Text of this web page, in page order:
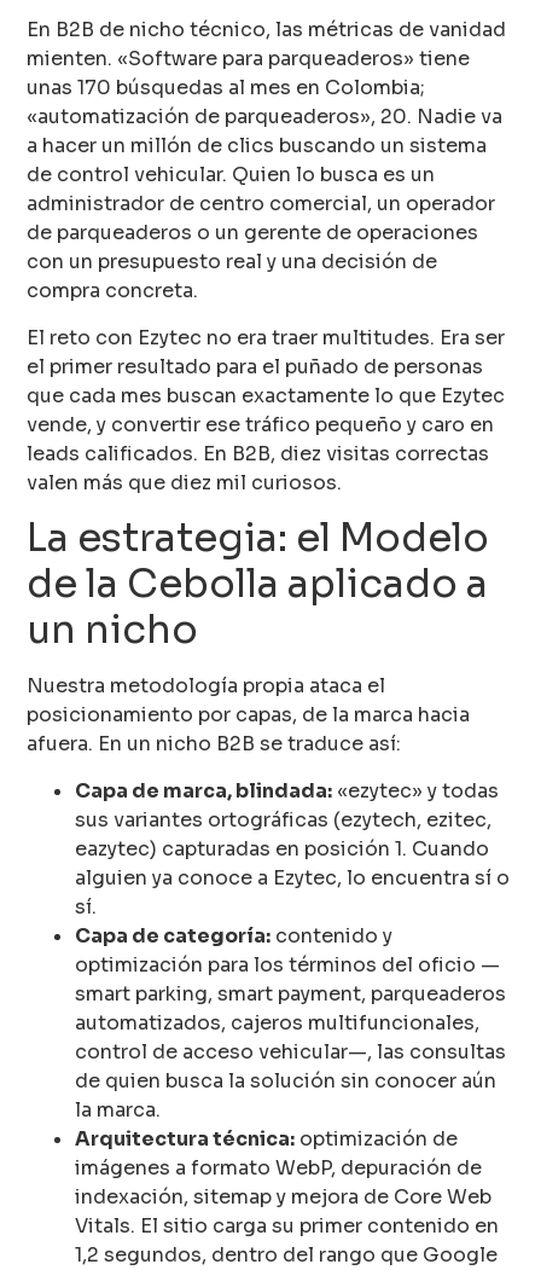
En B2B de nicho técnico, las métricas de vanidad
mienten. «Software para parqueaderos» tiene
unas 170 búsquedas al mes en Colombia;
«automatización de parqueaderos», 20. Nadie va
a hacer un millón de clics buscando un sistema
de control vehicular. Quien lo busca es un
administrador de centro comercial, un operador
de parqueaderos o un gerente de operaciones
con un presupuesto real y una decisión de
compra concreta.
El reto con Ezytec no era traer multitudes. Era ser
el primer resultado para el puñado de personas
que cada mes buscan exactamente lo que Ezytec
vende, y convertir ese tráfico pequeño y caro en
leads calificados. En B2B, diez visitas correctas
valen más que diez mil curiosos.
La estrategia: el Modelo
de la Cebolla aplicado a
un nicho
Nuestra metodología propia ataca el
posicionamiento por capas, de la marca hacia
afuera. En un nicho B2B se traduce así:
Capa de marca, blindada: «ezytec» y todas
sus variantes ortográficas (ezytech, ezitec,
eazytec) capturadas en posición 1. Cuando
alguien ya conoce a Ezytec, lo encuentra sí o
sí.
Capa de categoría: contenido y
optimización para los términos del oficio —
smart parking, smart payment, parqueaderos
automatizados, cajeros multifuncionales,
control de acceso vehicular—, las consultas
de quien busca la solución sin conocer aún
la marca.
Arquitectura técnica: optimización de
imágenes a formato WebP, depuración de
indexación, sitemap y mejora de Core Web
Vitals. El sitio carga su primer contenido en
1,2 segundos, dentro del rango que Google